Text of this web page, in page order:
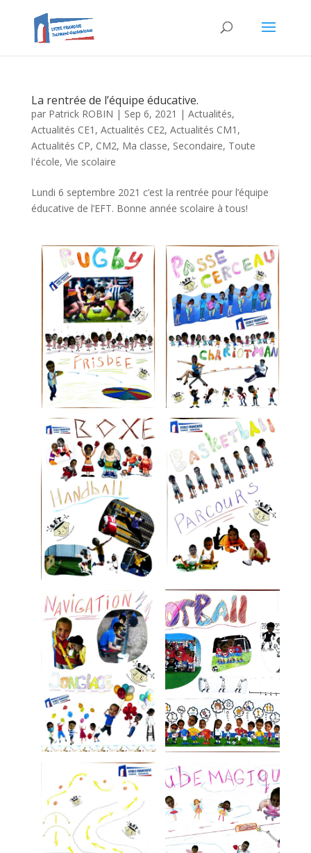
La rentrée de l’équipe éducative.
par Patrick ROBIN | Sep 6, 2021 | Actualités,
Actualités CE1 , Actualités CE2, Actualités CM1 ,
Actualités CP, CM2, Ma classe, Secondaire, Toute
l'école, Vie scolaire
Lundi 6 septembre 2021 c’est la rentrée pour l’équipe
éducative de l’EFT. Bonne année scolaire à tous!